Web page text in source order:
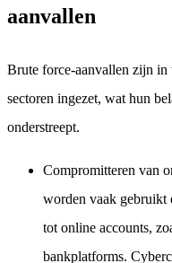
aanvallen
Brute force-aanvallen zijn
sectoren ingezet, wat hun
onderstreept.
Compromitteren van
worden vaak gebruikt
tot online accounts,
bankplatforms.